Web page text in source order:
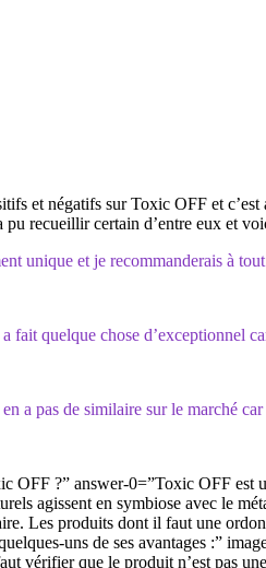
et négatifs sur Toxic OFF et
recueillir certain d’entre eux et
unique et je recommanderais à
quelque chose d’exceptionnel
a pas de similaire sur le marché
?” answer-0=”Toxic OFF est
agissent en symbiose avec le
Les produits dont il faut une
uns de ses avantages :”
vérifier que le produit n’est pas